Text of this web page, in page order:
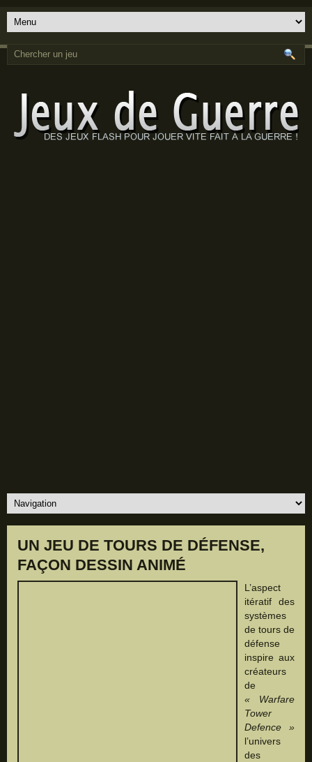
UN JEU DE TOURS DE DÉFENSE,
FAÇON DESSIN ANIMÉ
L’aspect
itératif des
systèmes
de tours de
défense
inspire aux
créateurs
de
« Warfare
Tower
Defence »
l’univers
des